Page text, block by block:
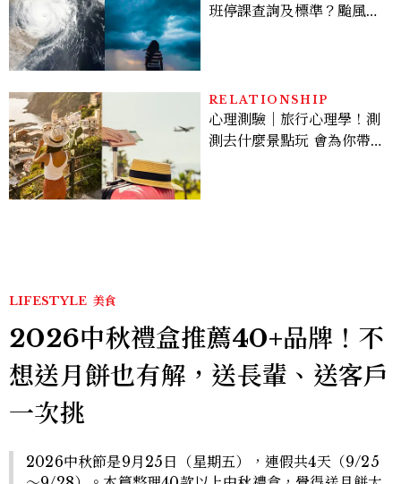
班停課查詢及標準？颱風假
RELATIONSHIP
心理測驗｜旅行心理學！測
測去什麼景點玩 會為你帶來
LIFESTYLE 美食
2026中秋禮盒推薦40+品牌！不
想送月餅也有解，送長輩、送客戶
一次挑
2026中秋節是9月25日（星期五），連假共4天（9/25